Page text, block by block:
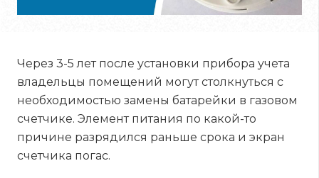
Через 3-5 лет после установки прибора учета
владельцы помещений могут столкнуться с
необходимостью замены батарейки в газовом
счетчике. Элемент питания по какой-то
причине разрядился раньше срока и экран
счетчика погас.